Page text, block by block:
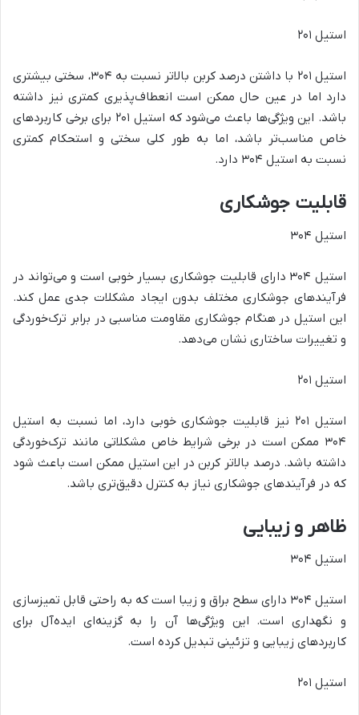
استیل ۲۰۱
استیل ۲۰۱ با داشتن درصد کربن بالاتر نسبت به ۳۰۴، سختی بیشتری
دارد اما در عین حال ممکن است انعطاف‌پذیری کمتری نیز داشته
باشد. این ویژگی‌ها باعث می‌شود که استیل ۲۰۱ برای برخی کاربردهای
خاص مناسب‌تر باشد، اما به طور کلی سختی و استحکام کمتری
نسبت به استیل ۳۰۴ دارد.
قابلیت جوشکاری
استیل ۳۰۴
استیل ۳۰۴ دارای قابلیت جوشکاری بسیار خوبی است و می‌تواند در
فرآیندهای جوشکاری مختلف بدون ایجاد مشکلات جدی عمل کند.
این استیل در هنگام جوشکاری مقاومت مناسبی در برابر ترک‌خوردگی
و تغییرات ساختاری نشان می‌دهد.
استیل ۲۰۱
استیل ۲۰۱ نیز قابلیت جوشکاری خوبی دارد، اما نسبت به استیل
۳۰۴ ممکن است در برخی شرایط خاص مشکلاتی مانند ترک‌خوردگی
داشته باشد. درصد بالاتر کربن در این استیل ممکن است باعث شود
که در فرآیندهای جوشکاری نیاز به کنترل دقیق‌تری باشد.
ظاهر و زیبایی
استیل ۳۰۴
استیل ۳۰۴ دارای سطح براق و زیبا است که به راحتی قابل تمیزسازی
و نگهداری است. این ویژگی‌ها آن را به گزینه‌ای ایده‌آل برای
کاربردهای زیبایی و تزئینی تبدیل کرده است.
استیل ۲۰۱